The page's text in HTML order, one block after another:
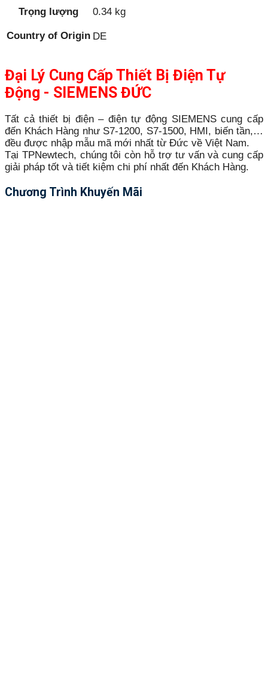
Trọng lượng 0.34 kg
Country of Origin DE
Đại Lý Cung Cấp Thiết Bị Điện Tự
Động - SIEMENS ĐỨC
Tất cả thiết bị điện – điện tự động SIEMENS cung cấp
đến Khách Hàng như S7-1200, S7-1500, HMI, biến tần,…
đều được nhập mẫu mã mới nhất từ Đức về Việt Nam.
Tại TPNewtech, chúng tôi còn hỗ trợ tư vấn và cung cấp
giải pháp tốt và tiết kiệm chi phí nhất đến Khách Hàng.
Chương Trình Khuyến Mãi